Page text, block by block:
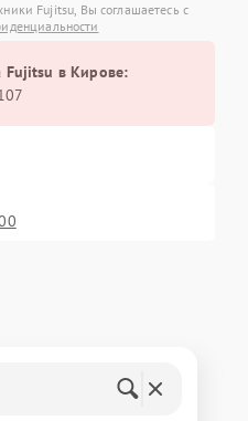
Fujitsu, Вы соглашаетесь с
Fujitsu в Кирове: